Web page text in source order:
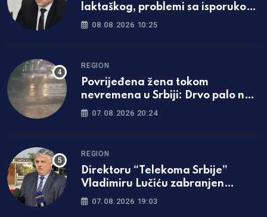
laktaškog, problemi sa isporukom
iz banjalučkog Vodovoda”
08.08.2026 10:25
REGION
Povrijeđena žena tokom
nevremena u Srbiji: Drvo palo na
nju, hitno prevezena u bolnicu
07.08.2026 20:24
REGION
Direktoru “Telekoma Srbije”
Vladimiru Lučiću zabranjen
ulazak na Kosmet
07.08.2026 19:03